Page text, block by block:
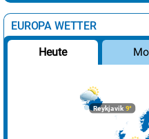
EUROPA WETTER
Heute
Reykjavik 9°